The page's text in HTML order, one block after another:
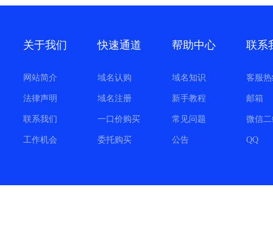
关于我们
网站简介
法律声明
联系我们
工作机会
快速通道
域名认购
域名注册
一口价购买
委托购买
帮助中心
域名知识
新手教程
常见问题
公告
联系
客服
邮箱
微信
QQ